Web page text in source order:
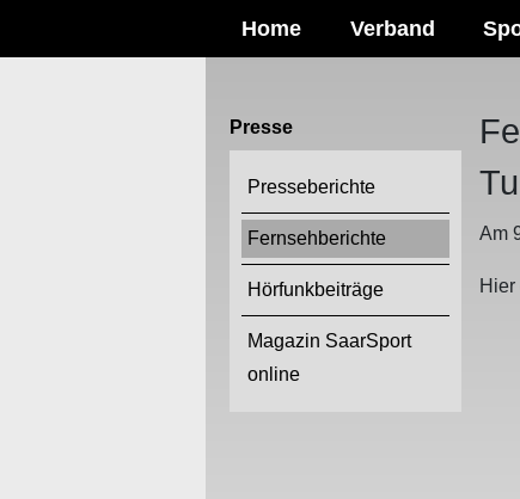
Home Verband
Presse
Presseberichte
Fernsehberichte
Hörfunkbeiträge
Magazin SaarSport
online
Am